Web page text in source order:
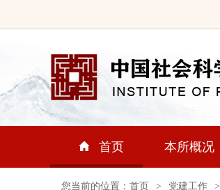
首页 本所概况
您当前的位置： 首页 > 党建工作 >